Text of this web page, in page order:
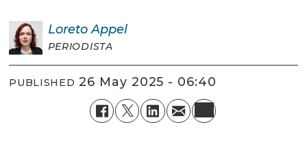
Loreto Appel
PERIODISTA
PUBLISHED 26 May 2025 - 06:40